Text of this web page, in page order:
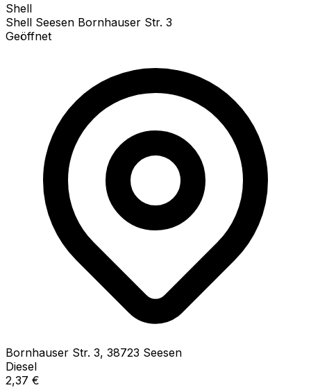
Shell
Shell Seesen Bornhauser Str. 3
Geöffnet
Bornhauser Str. 3, 38723 Seesen
Diesel
2,37 €